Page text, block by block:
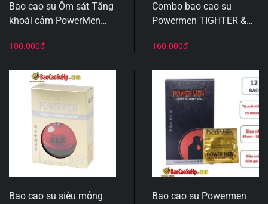
Bao cao su Ôm sát Tăng
khoái cảm PowerMen
Dotted size 49mm
100.000₫
Combo bao cao su
Powermen TIGHTER &
trơn Durex Play Classic
160.000₫
Bao cao su siêu mỏng
Bao cao su Powermen